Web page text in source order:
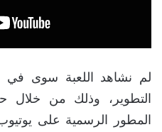
لم نشاهد اللعبة سوى في
التطوير، وذلك من خلال
المطور الرسمية على